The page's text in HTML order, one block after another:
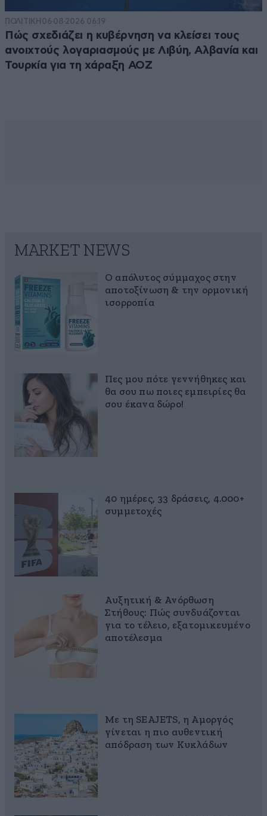
ΠΟΛΙΤΙΚΗ 06·08·2026 06:19
Πώς σχεδιάζει η κυβέρνηση να κλείσει τους
ανοιχτούς λογαριασμούς με Λιβύη, Αλβανία και
Τουρκία για τη χάραξη ΑΟΖ
MARKET NEWS
Ο απόλυτος σύμμαχος στην
αποτοξίνωση & την ορμονική
ισορροπία
Πες μου πότε γεννήθηκες και
θα σου πω ποιες εμπειρίες θα
σου έκανα δώρο!
40 ημέρες, 33 δράσεις, 4.000+
συμμετοχές
Αυξητική & Ανόρθωση
Στήθους: Πώς συνδυάζονται
για το τέλειο, εξατομικευμένο
αποτέλεσμα
Με τη SEAJETS, η Αμοργός
γίνεται η πιο αυθεντική
απόδραση των Κυκλάδων